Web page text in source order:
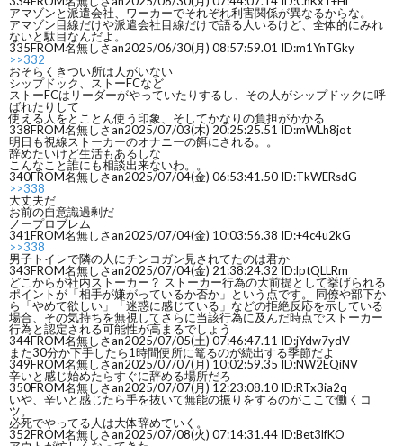
アマゾンと派遣会社、ワーカーでそれぞれ利害関係が異なるからな。
アマゾン目線だけや派遣会社目線だけで語る人いるけど、全体的にみれ
ないと駄目なんだよ。
335FROM名無しさan2025/06/30(月) 08:57:59.01 ID:m1YnTGky
>>332
おそらくきつい所は人がいない
シップドック、ストーFCなど
ストーFCはリーダーがやっていたりするし、その人がシップドックに呼
ばれたりして
使える人をとことん使う印象、そしてかなりの負担がかかる
338FROM名無しさan2025/07/03(木) 20:25:25.51 ID:mWLh8jot
明日も視線ストーカーのオナニーの餌にされる。。
辞めたいけど生活もあるしな
こんなこと誰にも相談出来ないわ。。
340FROM名無しさan2025/07/04(金) 06:53:41.50 ID:TkWERsdG
>>338
大丈夫だ
お前の自意識過剰だ
ノープロブレム
341FROM名無しさan2025/07/04(金) 10:03:56.38 ID:+4c4u2kG
>>338
男子トイレで隣の人にチンコガン見されてたのは君か
343FROM名無しさan2025/07/04(金) 21:38:24.32 ID:lptQLLRm
どこからが社内ストーカー？ ストーカー行為の大前提として挙げられる
ポイントが「相手が嫌がっているか否か」という点です。 同僚や部下か
ら「やめて欲しい」「迷惑に感じている」などの拒絶反応を示している
場合、その気持ちを無視してさらに当該行為に及んだ時点でストーカー
行為と認定される可能性が高まるでしょう
344FROM名無しさan2025/07/05(土) 07:46:47.11 ID:jYdw7ydV
また30分か下手したら1時間便所に篭るのが続出する季節だよ
349FROM名無しさan2025/07/07(月) 10:02:59.35 ID:NW2EQiNV
辛いと感じ始めたらすぐに辞める場所だろ
350FROM名無しさan2025/07/07(月) 12:23:08.10 ID:RTx3ia2q
いや、辛いと感じたら手を抜いて無能の振りをするのがここで働くコ
ツ。
必死でやってる人は大体辞めていく。
352FROM名無しさan2025/07/08(火) 07:14:31.44 ID:Bet3lfKO